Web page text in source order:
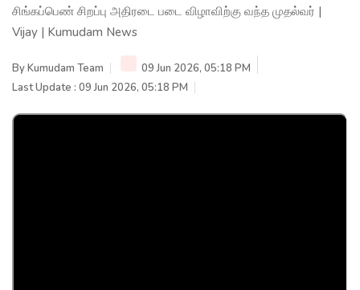
சிங்கப்பெண் சிறப்பு அதிரடை படை விழாவிற்கு வந்த முதல்வர் |
Vijay | Kumudam News
ByKumudam Team
09 Jun 2026, 05:18 PM
Last Update : 09 Jun 2026, 05:18 PM